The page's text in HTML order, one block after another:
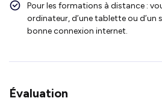
Pour les formations à distance :
ordinateur, d’une tablette ou d’un
bonne connexion internet.
Évaluation